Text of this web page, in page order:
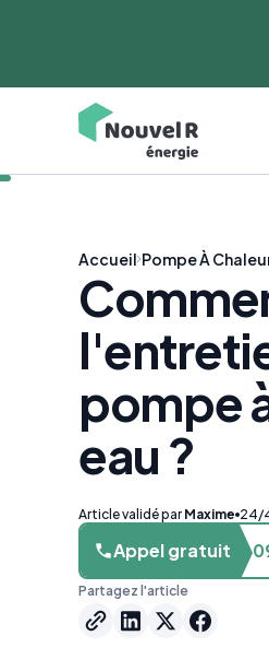
Accueil Pompe À
pompe
eau ?
Article validé par Maxime 24/
Appel gratuit
Partagez l'article